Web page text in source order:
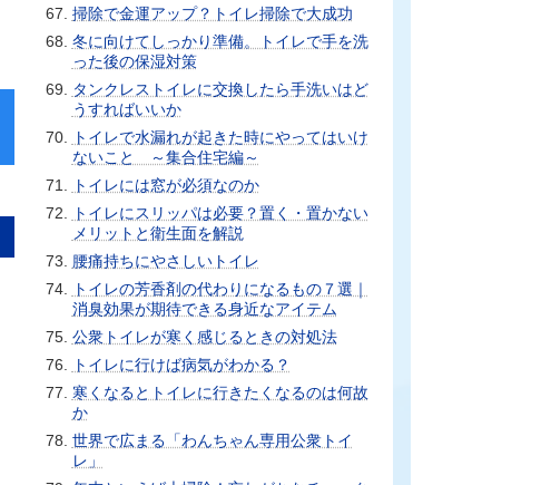
掃除で金運アップ？トイレ掃除で大成功
冬に向けてしっかり準備。トイレで手を洗
った後の保湿対策
タンクレストイレに交換したら手洗いはど
うすればいいか
トイレで水漏れが起きた時にやってはいけ
ないこと ～集合住宅編～
トイレには窓が必須なのか
トイレにスリッパは必要？置く・置かない
メリットと衛生面を解説
腰痛持ちにやさしいトイレ
トイレの芳香剤の代わりになるもの７選｜
消臭効果が期待できる身近なアイテム
公衆トイレが寒く感じるときの対処法
トイレに行けば病気がわかる？
寒くなるとトイレに行きたくなるのは何故
か
世界で広まる「わんちゃん専用公衆トイ
レ」